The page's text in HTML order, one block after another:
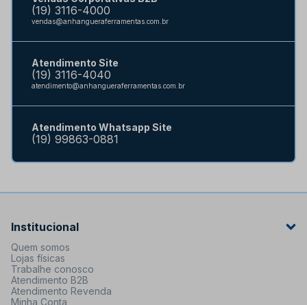
(19) 3116-4000
vendas@anhangueraferramentas.com.br
Atendimento Site
(19) 3116-4040
atendimento@anhangueraferramentas.com.br
Atendimento Whatsapp Site
(19) 99863-0881
Institucional
Quem somos
Lojas físicas
Trabalhe conosco
Atendimento B2B
Atendimento Revenda
Minha Conta